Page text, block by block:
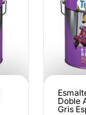
Doble
Gris